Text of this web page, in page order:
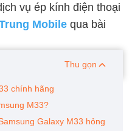
vụ ép kính điện thoại
Mobile qua bài
Thu gọn
chính hãng
M33?
Galaxy M33 hỏng